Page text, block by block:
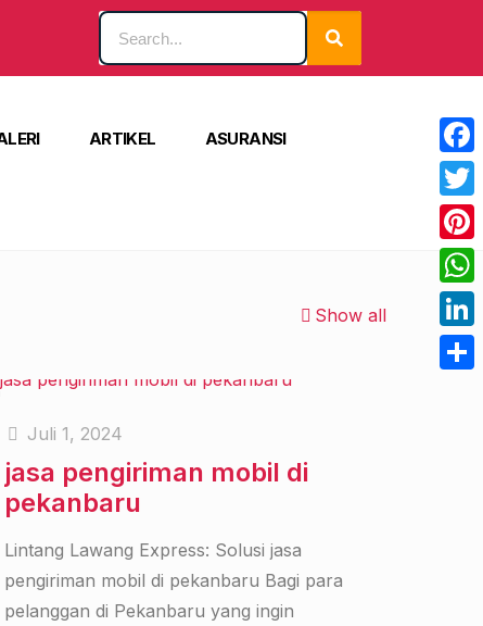
ARTIKEL ASURANSI
Show all
Juli 1, 2024
jasa pengiriman mobil di
pekanbaru
Lintang Lawang Express: Solusi jasa
pengiriman mobil di pekanbaru Bagi para
pelanggan di Pekanbaru yang ingin